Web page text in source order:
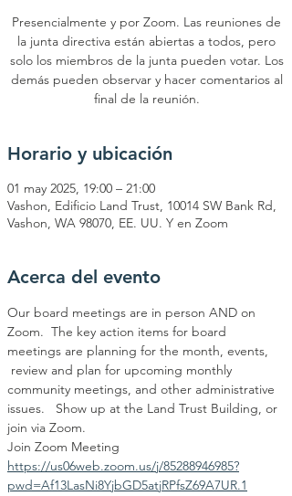
Presencialmente y por Zoom. Las reuniones de
la junta directiva están abiertas a todos, pero
solo los miembros de la junta pueden votar. Los
demás pueden observar y hacer comentarios al
final de la reunión.
Horario y ubicación
01 may 2025, 19:00 – 21:00
Vashon, Edificio Land Trust, 10014 SW Bank Rd,
Vashon, WA 98070, EE. UU. Y en Zoom
Acerca del evento
Our board meetings are in person AND on
Zoom.  The key action items for board
meetings are planning for the month, events,
review and plan for upcoming monthly
community meetings, and other administrative
issues.   Show up at the Land Trust Building, or
join via Zoom.
Join Zoom Meeting
https://us06web.zoom.us/j/85288946985?
pwd=Af13LasNi8YjbGD5atjRPfsZ69A7UR.1